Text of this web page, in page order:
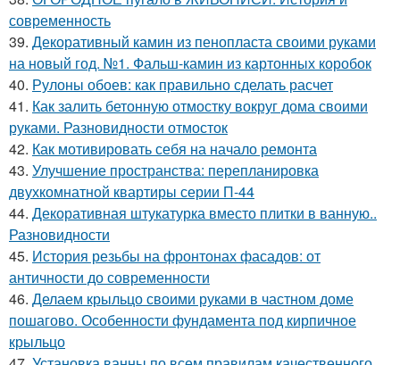
современность
39. Декоративный камин из пенопласта своими руками
на новый год. №1. Фальш-камин из картонных коробок
40. Рулоны обоев: как правильно сделать расчет
41. Как залить бетонную отмостку вокруг дома своими
руками. Разновидности отмосток
42. Как мотивировать себя на начало ремонта
43. Улучшение пространства: перепланировка
двухкомнатной квартиры серии П-44
44. Декоративная штукатурка вместо плитки в ванную..
Разновидности
45. История резьбы на фронтонах фасадов: от
античности до современности
46. Делаем крыльцо своими руками в частном доме
пошагово. Особенности фундамента под кирпичное
крыльцо